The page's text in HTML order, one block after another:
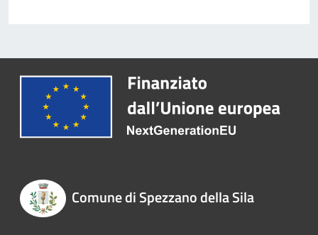
Comune di Spezzano della Sila